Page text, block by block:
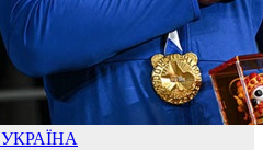
УКРАЇНА